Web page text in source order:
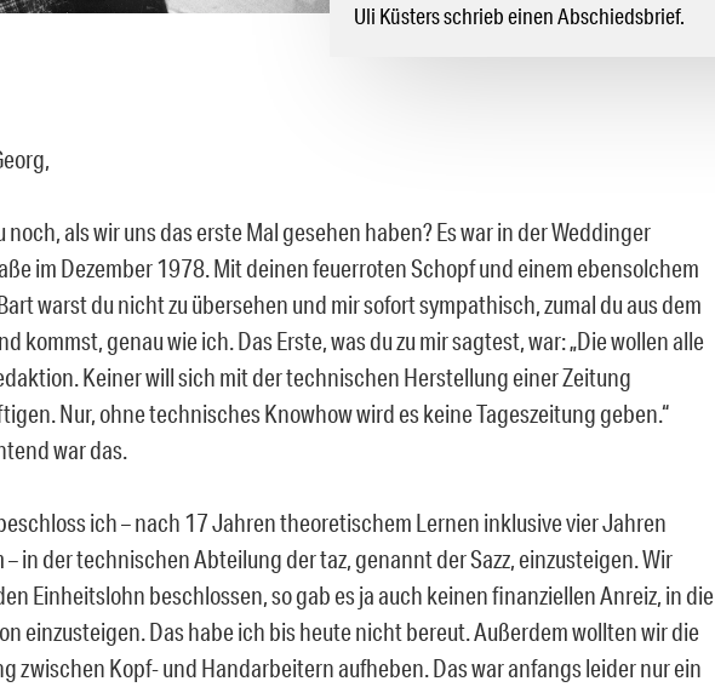
Uli Küsters schrieb einen Abschiedsbrief.
noch, als wir uns das erste Mal gesehen haben? Es war in der Weddinger
im Dezember 1978. Mit deinen feuerroten Schopf und einem ebensolchem
warst du nicht zu übersehen und mir sofort sympathisch, zumal du aus dem
kommst, genau wie ich. Das Erste, was du zu mir sagtest, war: „Die wollen alle
Keiner will sich mit der technischen Herstellung einer Zeitung
Nur, ohne technisches Knowhow wird es keine Tageszeitung geben.“
war das.
ich – nach 17 Jahren theoretischem Lernen inklusive vier Jahren
– in der technischen Abteilung der taz, genannt der Sazz, einzusteigen. Wir
Einheitslohn beschlossen, so gab es ja auch keinen finanziellen Anreiz, in die
einzusteigen. Das habe ich bis heute nicht bereut. Außerdem wollten wir die
zwischen Kopf- und Handarbeitern aufheben. Das war anfangs leider nur ein